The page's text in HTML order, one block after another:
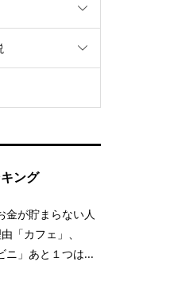
ング
金が貯まらない人
「カフェ」、
ニ」あと１つは...